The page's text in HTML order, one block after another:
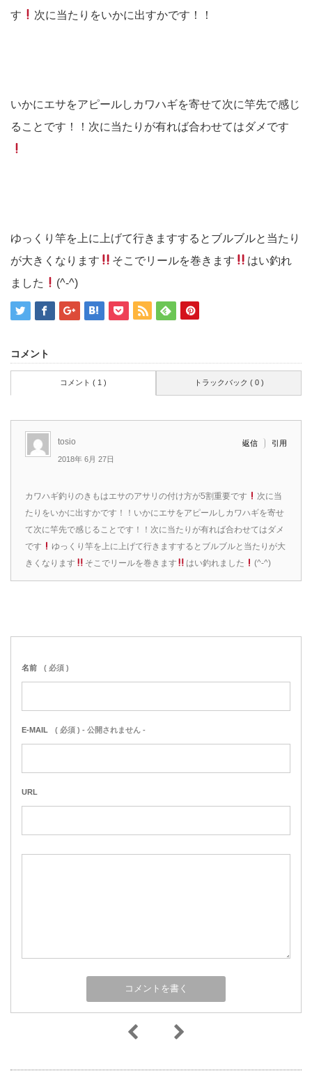
す 次に当たりをいかに出すかです！！
いかにエサをアピールしカワハギを寄せて次に竿先で感じ
ることです！！次に当たりが有れば合わせてはダメです
ゆっくり竿を上に上げて行きますするとブルブルと当たり
が大きくなります
そこでリールを巻きます
はい釣れ
ました
(^-^)
コメント
コメント ( 1 ) トラックバック ( 0 )
tosio
2018年 6月 27日
返信 引用
カワハギ釣りのきもはエサのアサリの付け方が5割重要です
次に当
たりをいかに出すかです！！いかにエサをアピールしカワハギを寄せ
て次に竿先で感じることです！！次に当たりが有れば合わせてはダメ
です
ゆっくり竿を上に上げて行きますするとブルブルと当たりが大
きくなります
そこでリールを巻きます はい釣れました (^-^)
名前 ( 必須 )
E-MAIL ( 必須 ) - 公開されません -
URL